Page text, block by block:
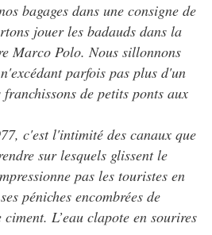
bagages dans une consigne de
jouer les badauds dans la
Marco Polo. Nous sillonnons
parfois pas plus d'un
de petits ponts aux
c'est l'intimité des canaux que
sur lesquels glissent le
pas les touristes en
péniches encombrées de
L’eau clapote en sourires